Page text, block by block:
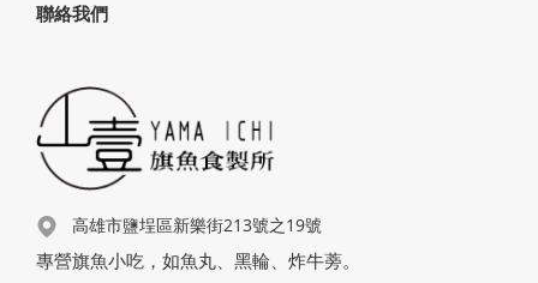
聯絡我們
高雄市鹽埕區新樂街213號之19號
專營旗魚小吃，如魚丸、黑輪、炸牛蒡。